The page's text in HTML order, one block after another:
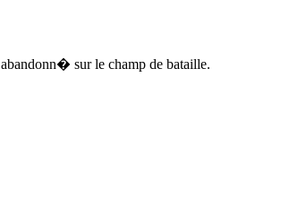
sur le champ de bataille.